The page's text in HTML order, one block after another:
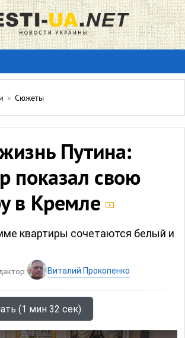
» Сюжеты
Путина:
показал свою
в Кремле
квартиры сочетаются белый и
Виталий Прокопенко
(1 мин 32 сек)